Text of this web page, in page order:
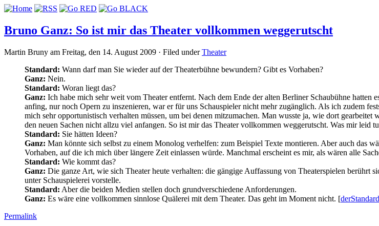
Bruno Ganz: So ist mir das Theater vollkommen weggerutscht
Martin Bruny am Freitag, den 14. August 2009 · Filed underTheater
Standard: Wann darf man Sie wieder auf der Theaterbühne bewundern? Gibt es Vorhaben?
Ganz: Nein.
Standard: Woran liegt das?
Ganz: Ich habe mich sehr weit vom Theater entfernt. Nach dem Ende der alten Berliner Schaubühne
anfing, nur noch Opern zu inszenieren, war er für uns Schauspieler nicht mehr zugänglich. Als ich zudem
mich sehr opportunistisch verhalten müssen, um bei denen mitzumachen. Man wusste ja, wie dort
den neuen Sachen nicht allzu viel anfangen. So ist mir das Theater vollkommen weggerutscht. Was mir leid
Standard: Sie hätten Ideen?
Ganz: Man könnte sich selbst zu einem Monolog verhelfen: zum Beispiel Texte montieren. Aber auch das
Vorhaben, auf die ich mich über längere Zeit einlassen würde. Manchmal erscheint es mir, als wären alle
Standard: Wie kommt das?
Ganz: Die ganze Art, wie sich Theater heute verhalten: die gängige Auffassung von Theaterspielen
unter Schauspielerei vorstelle.
Standard: Aber die beiden Medien stellen doch grundverschiedene Anforderungen.
Ganz: Es wäre eine vollkommen sinnlose Quälerei mit dem Theater. Das geht im Moment nicht. [
Permalink